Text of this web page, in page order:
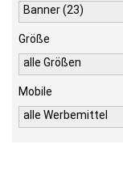
Banner (23)
Größe
alle Größen
Mobile
alle Werbemittel